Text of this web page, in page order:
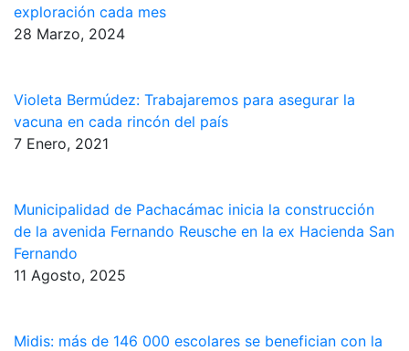
exploración cada mes
28 Marzo, 2024
Violeta Bermúdez: Trabajaremos para asegurar la
vacuna en cada rincón del país
7 Enero, 2021
Municipalidad de Pachacámac inicia la construcción
de la avenida Fernando Reusche en la ex Hacienda San
Fernando
11 Agosto, 2025
Midis: más de 146 000 escolares se benefician con la